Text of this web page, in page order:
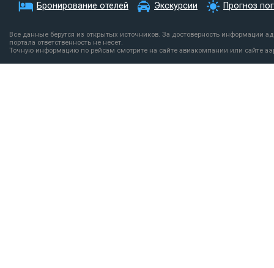
Бронирование отелей Экскурсии Прогноз
Все данные берутся из открытых источников. За достоверность информации
портала ответственность не несет.
Точную информацию по рейсам смотрите на сайте авиакомпании или сайте